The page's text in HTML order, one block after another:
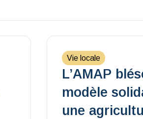
Vie locale
L’AMAP
modèle
une